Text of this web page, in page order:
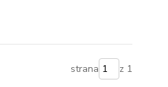
strana z 1